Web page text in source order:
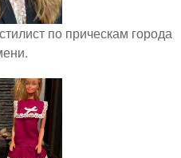
по прическам города